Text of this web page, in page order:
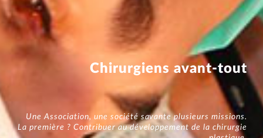
Chirurgiensavant-tout
Une Association, une société savante plusieurs missions.
La première ? Contribuer au développement de la chirurgie